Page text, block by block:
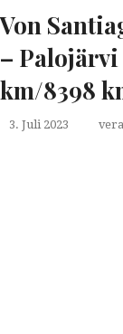
Von
–
km/8398
3. Juli 2023